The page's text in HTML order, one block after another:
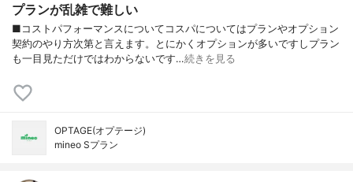
プランが乱雑で難しい
■コストパフォーマンスについてコスパについてはプランやオプション
契約のやり方次第と言えます。とにかくオプションが多いですしプラン
も一目見ただけではわからないです…続きを見る
OPTAGE(オプテージ)
mineo Sプラン